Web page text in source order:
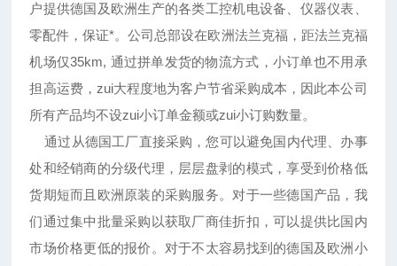
户提供德国及欧洲生产的各类工控机电设备、仪器仪表、
零配件，保证*。公司总部设在欧洲法兰克福，距法兰克福
机场仅35km, 通过拼单发货的物流方式，小订单也不用承
担高运费，zui大程度地为客户节省采购成本，因此本公司
所有产品均不设zui小订单金额或zui小订购数量。
通过从德国工厂直接采购，您可以避免国内代理、办事
处和经销商的分级代理，层层盘剥的模式，享受到价格低
货期短而且欧洲原装的采购服务。对于一些德国产品，我
们通过集中批量采购以获取厂商佳折扣，可以提供比国内
市场价格更低的报价。对于不太容易找到的德国及欧洲小